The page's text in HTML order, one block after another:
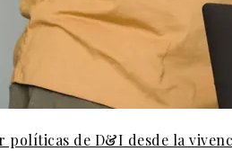
políticas de D&I desde la